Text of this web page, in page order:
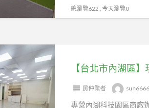
總瀏覽622 , 今天瀏覽0
房仲業者 sun6666
專營內湖科技園區商廠